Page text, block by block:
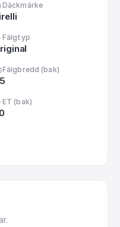
Däckmärke
Fälgtyp
Fälgbredd (bak)
ET (bak)